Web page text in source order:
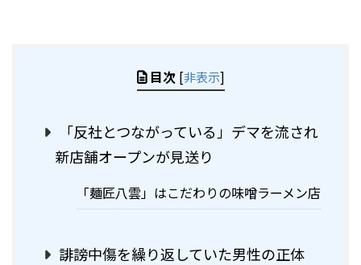
目次 [非表示]
「反社とつながっている」デマを流され
新店舗オープンが見送り
「麺匠八雲」はこだわりの味噌ラーメン店
誹謗中傷を繰り返していた男性の正体